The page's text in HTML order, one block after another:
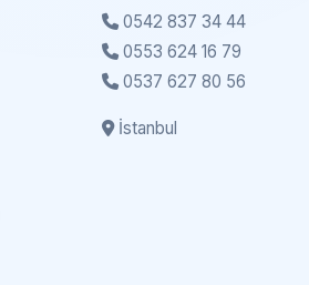
0542 837 34 44
0553 624 16 79
0537 627 80 56
İstanbul